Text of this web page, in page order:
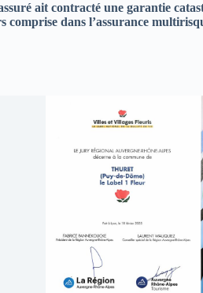
ait contracté une garantie
comprise dans l’assurance